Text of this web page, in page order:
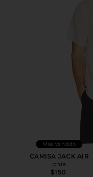
Más Vendido
CAMISA JACK AIR
onia
$150